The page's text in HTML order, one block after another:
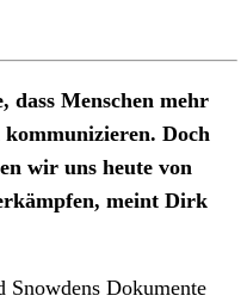
dass Menschen mehr
Doch
wir uns heute von
meint Dirk
Snowdens Dokumente